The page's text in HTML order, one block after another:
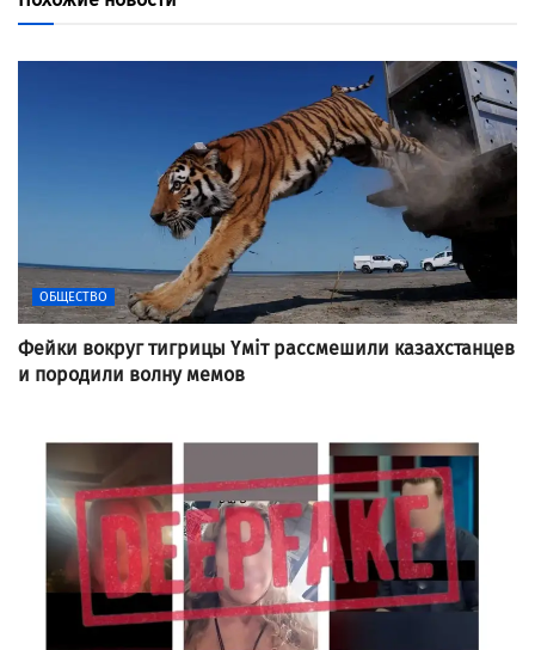
ОБЩЕСТВО
Фейки вокруг тигрицы Үміт рассмешили казахстанцев
и породили волну мемов